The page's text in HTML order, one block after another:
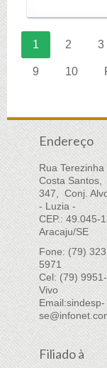
1 2 3
9 10
Endereço
Rua Terezinha
Costa Santos,
347, Conj.
- Luzia -
CEP.: 49.045-
Aracaju/SE
Fone: (79)
5971
Cel: (79)
Vivo
Email:sindesp-
Filiado à